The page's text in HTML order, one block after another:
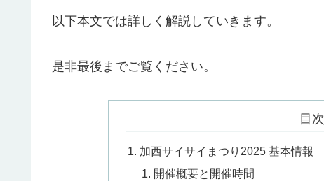
以下本文では詳しく解説していきます。
是非最後までご覧ください。
目次
加西サイサイまつり2025 基本情報
開催概要と開催時間